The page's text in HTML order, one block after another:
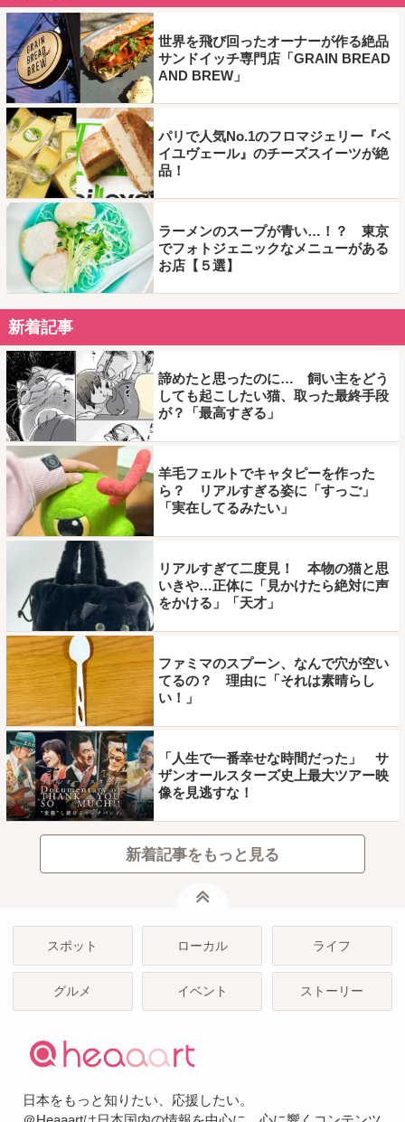
世界を飛び回ったオーナーが作る絶品
サンドイッチ専門店「GRAIN BREAD
AND BREW」
パリで人気No.1のフロマジェリー『ベ
イユヴェール』のチーズスイーツが絶
品！
ラーメンのスープが青い…！？ 東京
でフォトジェニックなメニューがある
お店【５選】
新着記事
諦めたと思ったのに… 飼い主をどう
しても起こしたい猫、取った最終手段
が？「最高すぎる」
羊毛フェルトでキャタピーを作った
ら？ リアルすぎる姿に「すっご」
「実在してるみたい」
リアルすぎて二度見！ 本物の猫と思
いきや…正体に「見かけたら絶対に声
をかける」「天才」
ファミマのスプーン、なんで穴が空い
てるの？ 理由に「それは素晴らし
い！」
「人生で一番幸せな時間だった」 サ
ザンオールスターズ史上最大ツアー映
像を見逃すな！
新着記事をもっと見る
スポット ローカル ライフ
グルメ イベント ストーリー
日本をもっと知りたい、応援したい。